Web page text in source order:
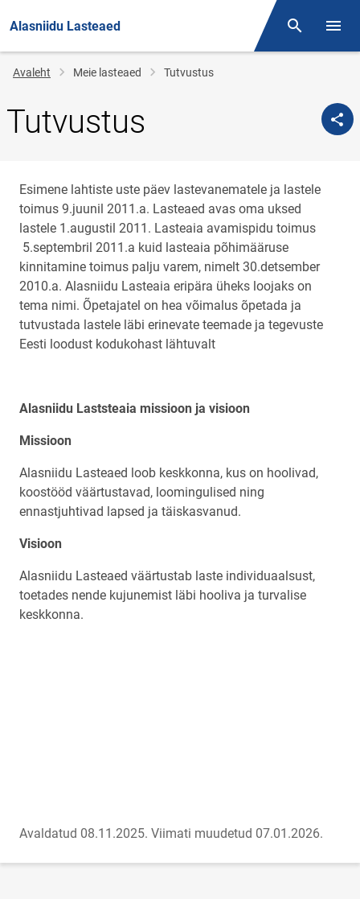
Alasniidu Lasteaed Otsing
Jälglink
Avaleht Meie lasteaed Tutvustus
Tutvustus
Esimene lahtiste uste päev lastevanematele ja lastele
toimus 9.juunil 2011.a. Lasteaed avas oma uksed
lastele 1.augustil 2011. Lasteaia avamispidu toimus
5.septembril 2011.a kuid lasteaia põhimääruse
kinnitamine toimus palju varem, nimelt 30.detsember
2010.a. Alasniidu Lasteaia eripära üheks loojaks on
tema nimi. Õpetajatel on hea võimalus õpetada ja
tutvustada lastele läbi erinevate teemade ja tegevuste
Eesti loodust kodukohast lähtuvalt
Alasniidu Laststeaia missioon ja visioon
Missioon
Alasniidu Lasteaed loob keskkonna, kus on hoolivad,
koostööd väärtustavad, loomingulised ning
ennastjuhtivad lapsed ja täiskasvanud.
Visioon
Alasniidu Lasteaed väärtustab laste individuaalsust,
toetades nende kujunemist läbi hooliva ja turvalise
keskkonna.
Avaldatud 08.11.2025. Viimati muudetud 07.01.2026.